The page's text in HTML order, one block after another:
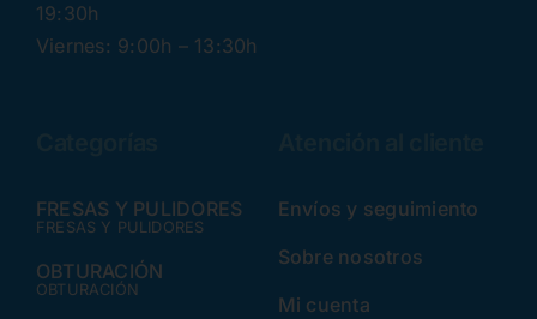
19:30h
Viernes: 9:00h – 13:30h
FRESAS Y PULIDORES
FRESAS Y PULIDORES
OBTURACIÓN
OBTURACIÓN
Envíos y seguimiento
Sobre nosotros
Mi cuenta